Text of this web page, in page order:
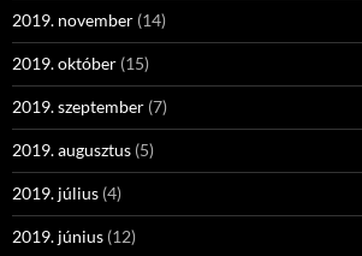
2019. november (14)
2019. október (15)
2019. szeptember (7)
2019. augusztus (5)
2019. július (4)
2019. június (12)